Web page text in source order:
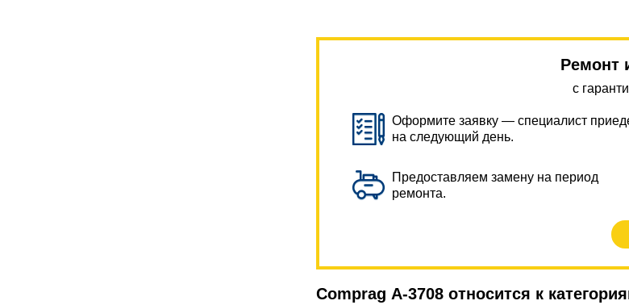
Ремонт
с
Оформите заявку — специалист
на следующий день.
Предоставляем замену на период
ремонта.
Comprag А-3708 относится к